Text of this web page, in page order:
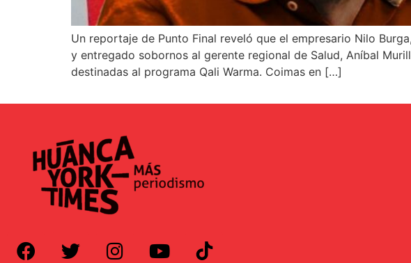
Un reportaje de Punto Final reveló que el empresario Nilo
y entregado sobornos al gerente regional de Salud, Aníbal
destinadas al programa Qali Warma. Coimas en […]